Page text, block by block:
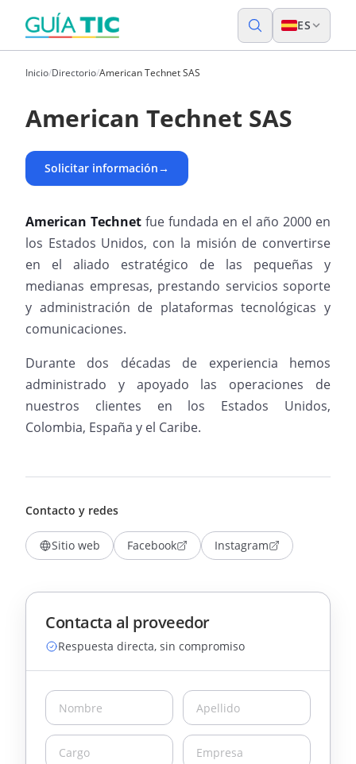
ES
Inicio/Directorio/American Technet SAS
American Technet SAS
Solicitar información→
American Technet fue fundada en el año 2000 en
los Estados Unidos, con la misión de convertirse
en el aliado estratégico de las pequeñas y
medianas empresas, prestando servicios soporte
y administración de plataformas tecnológicas y
comunicaciones.
Durante dos décadas de experiencia hemos
administrado y apoyado las operaciones de
nuestros clientes en los Estados Unidos,
Colombia, España y el Caribe.
Contacto y redes
Sitio web Facebook Instagram
Contacta al proveedor
Respuesta directa, sin compromiso